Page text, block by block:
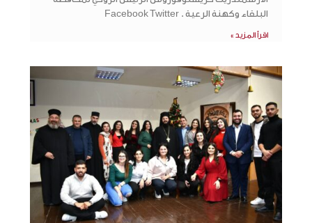
البلقاء وكهنة الرعية . Facebook Twitter
اقرأ المزيد »